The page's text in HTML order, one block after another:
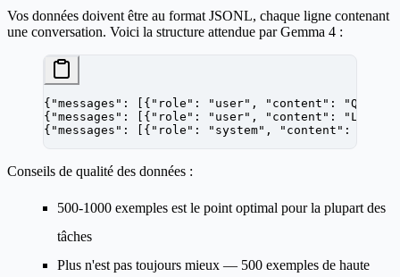
Vos données doivent être au format JSONL, chaque ligne contenant
une conversation. Voici la structure attendue par Gemma 4 :
{ "messages" : [{ "role" : "user" , "content" :
{ "messages" : [{ "role" : "user" , "content" :
{ "messages" : [{ "role" : "system" , "content" :
Conseils de qualité des données :
500-1000 exemples est le point optimal pour la plupart des
tâches
Plus n'est pas toujours mieux — 500 exemples de haute